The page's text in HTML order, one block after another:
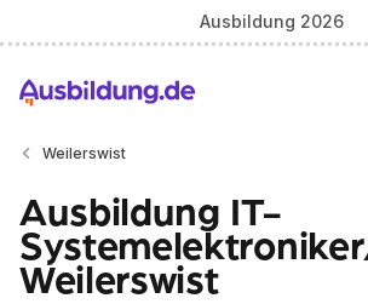
Ausbildung 2026
Weilerswist
Ausbildung IT-
Weilerswist